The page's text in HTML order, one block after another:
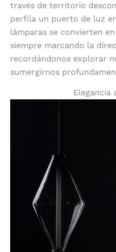
través de territorio
perfila un puerto de luz
lámparas se convierten
siempre marcando la
recordándonos explorar
sumergirnos
Elegancia